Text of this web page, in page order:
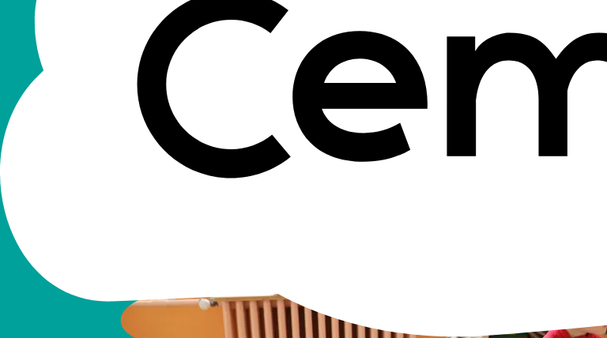
L'école
Les Ceméa défendent la place de l’école comme irremplaçable lieu de vie au coeur des
dans laquelle elle se trouve, au monde...
Le système éducatif ne peut être qu'un système pluriel et partenarial où la pédagogie est centrale.